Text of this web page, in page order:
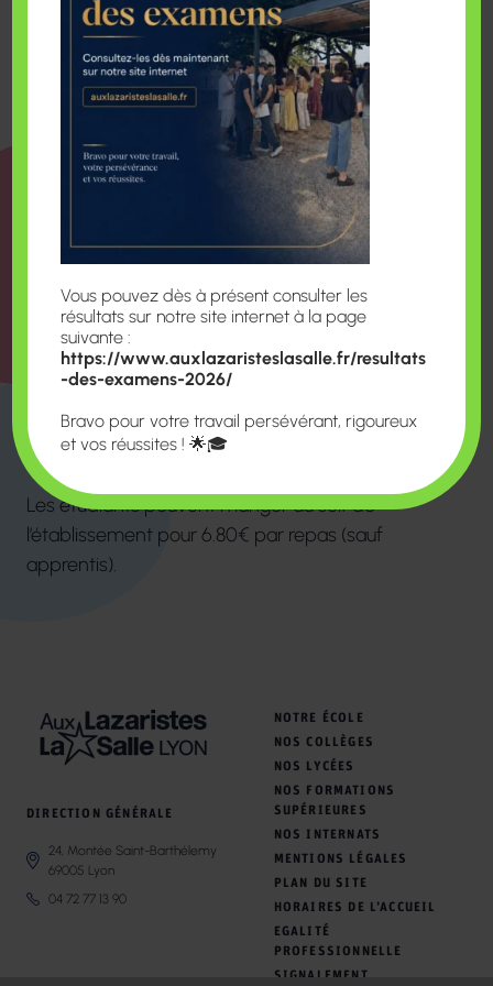
– Ligne A arrêt Hôtel de Ville
S12 et S6 à partir de Hôtel de Ville
SNCF :Gare Saint Paul et gare Part Dieu
– Un bureau des étudiants (BDE)propose des
activités pendant l’année.
– Un foyer est mis à disposition pour les
membres du BDE.
Pause Déjeuner
Les étudiants peuvent manger au self de
l’établissement pour 6.80€ par repas (sauf
apprentis).
DIRECTION GÉNÉRALE
24, Montée Saint-Barthélemy
69005 Lyon
04 72 77 13 90
NOTRE ÉCOLE
NOS COLLÈGES
NOS LYCÉES
NOS FORMATIONS
SUPÉRIEURES
NOS INTERNATS
MENTIONS LÉGALES
PLAN DU SITE
HORAIRES DE L’ACCUEIL
EGALITÉ
PROFESSIONNELLE
SIGNALEMENT
Vous pouvez dès à présent consulter les
résultats sur notre site internet à la page
suivante :
https://www.auxlazaristeslasalle.fr/resultats
-des-examens-2026/
Bravo pour votre travail persévérant, rigoureux
et vos réussites ! 🌟🎓